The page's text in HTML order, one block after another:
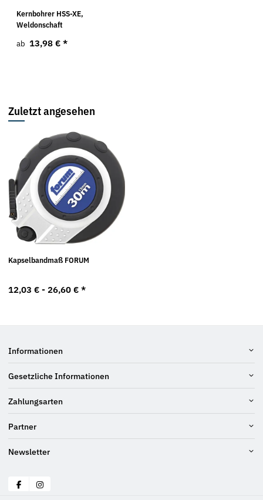
Kernbohrer HSS-XE,
Weldonschaft
ab 13,98 € *
Zuletzt angesehen
Kapselbandmaß FORUM
12,03 € - 26,60 € *
Informationen
Gesetzliche Informationen
Zahlungsarten
Partner
Newsletter